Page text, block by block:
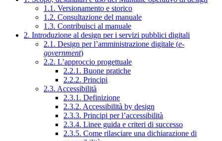
1.1. Versionamento e storico
1.2. Consultazione del manuale
1.3. Contribuisci al manuale
2. Introduzione al design per i servizi pubblici digitali
2.1. Design per l’amministrazione digitale (e-
government)
2.2. L’approccio progettuale
2.2.1. Buone pratiche
2.2.2. Principi
2.3. Accessibilità
2.3.1. Definizione
2.3.2. Accessibilità by design
2.3.3. Principi per l’accessibilità
2.3.4. Linee guida e criteri di successo
2.3.5. Come rilasciare una dichiarazione di